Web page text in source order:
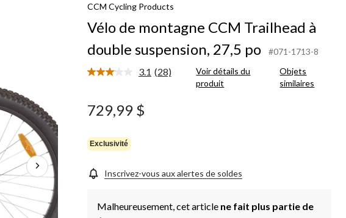
CCM Cycling Products
Vélo de montagne CCM Trailhead à
double suspension, 27,5 po
#071-1713-8
3.1 Lire
(28)
Voir détails du
produit
Objets
similaires
729,99 $
Exclusivité
Inscrivez-vous aux alertes de soldes
Malheureusement, cet article ne fait plus partie de